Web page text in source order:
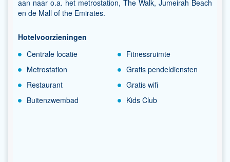
aan naar o.a. het metrostation, The Walk, Jumeirah Beach
en de Mall of the Emirates.
Hotelvoorzieningen
Centrale locatie
Metrostation
Restaurant
Buitenzwembad
Fitnessruimte
Gratis pendeldiensten
Gratis wifi
Kids Club